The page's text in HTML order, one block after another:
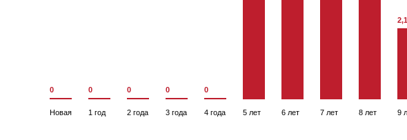
0
Новая
0
1 год
0
2 года
0
3 года
0
4 года 5 лет 6 лет 7 лет 8 лет 9